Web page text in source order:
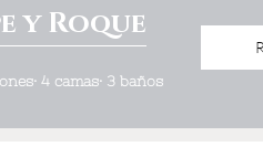
y Roque
4 camas· 3 baños